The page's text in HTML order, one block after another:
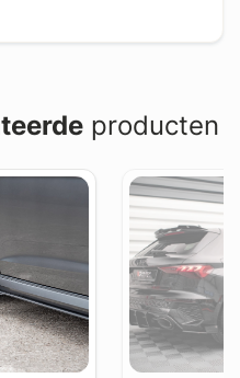
producten